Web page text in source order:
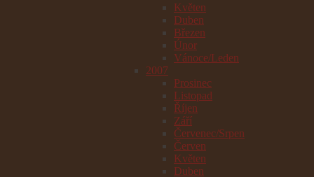
Květen
Duben
Březen
Únor
Vánoce/Leden
2007
Prosinec
Listopad
Říjen
Září
Červenec/Srpen
Červen
Květen
Duben